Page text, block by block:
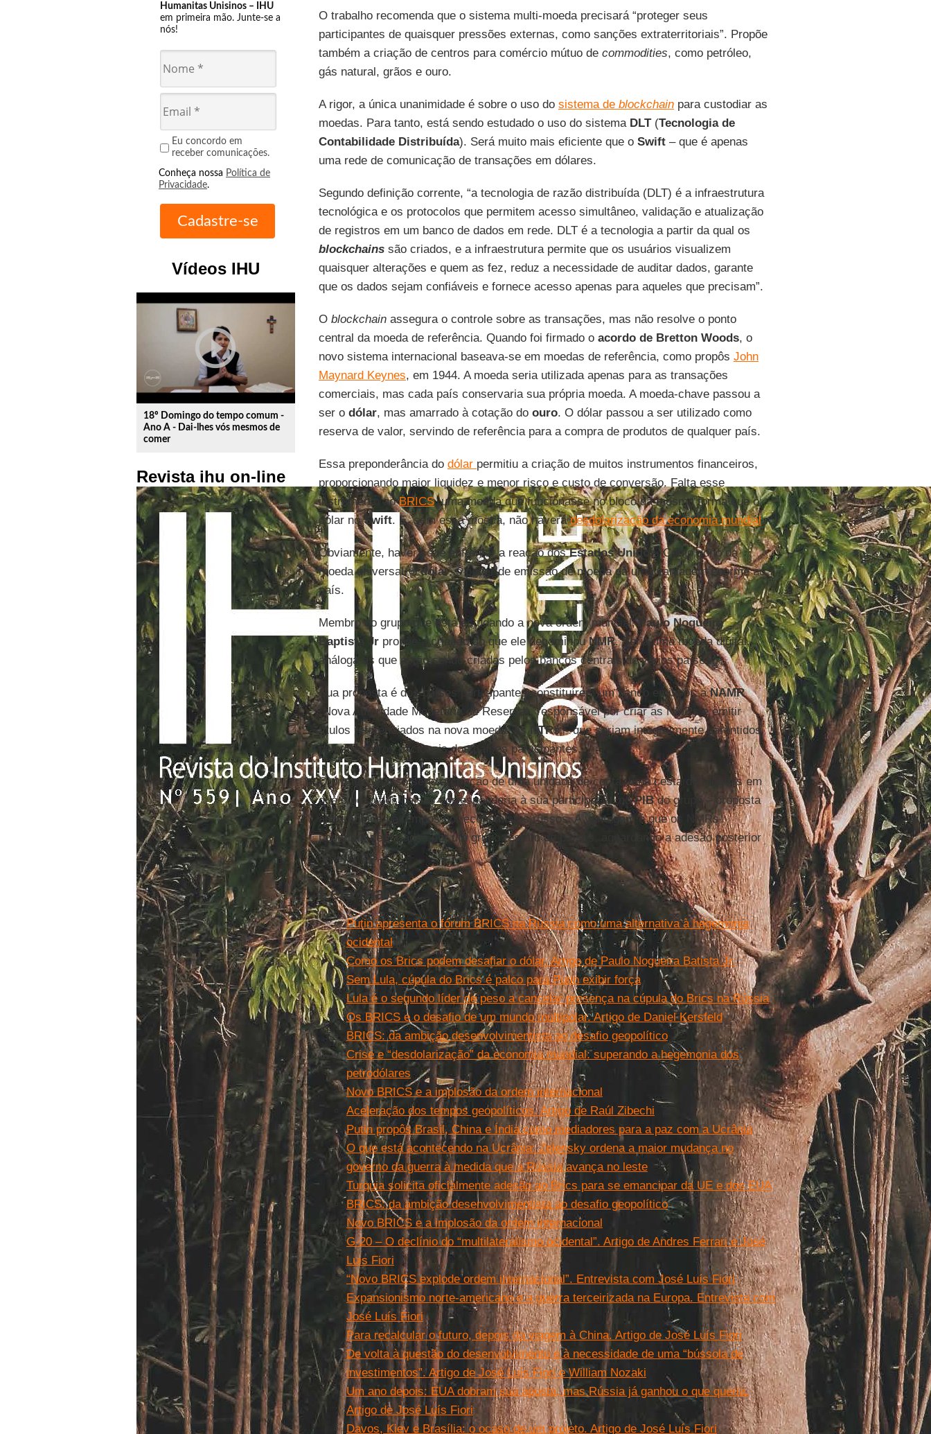
Humanitas Unisinos – IHU
em primeira mão. Junte-se a
nós!
Eu concordo em
receber comunicações.
Conheça nossa Política de
Privacidade.
Vídeos IHU
play_circle_outline
18º Domingo do tempo comum -
Ano A - Dai-lhes vós mesmos de
comer
Revista ihu on-line
O trabalho recomenda que o sistema multi-moeda precisará “proteger seus
participantes de quaisquer pressões externas, como sanções extraterritoriais”. Propõe
também a criação de centros para comércio mútuo de commodities, como petróleo,
gás natural, grãos e ouro.
A rigor, a única unanimidade é sobre o uso do sistema de blockchainpara custodiar as
moedas. Para tanto, está sendo estudado o uso do sistema DLT(Tecnologia de
Contabilidade Distribuída). Será muito mais eficiente que o Swift– que é apenas
uma rede de comunicação de transações em dólares.
Segundo definição corrente, “a tecnologia de razão distribuída (DLT) é a infraestrutura
tecnológica e os protocolos que permitem acesso simultâneo, validação e atualização
de registros em um banco de dados em rede. DLT é a tecnologia a partir da qual os
blockchains são criados, e a infraestrutura permite que os usuários visualizem
quaisquer alterações e quem as fez, reduz a necessidade de auditar dados, garante
que os dados sejam confiáveis e fornece acesso apenas para aqueles que precisam”.
O blockchain assegura o controle sobre as transações, mas não resolve o ponto
central da moeda de referência. Quando foi firmado o acordo de Bretton Woods, o
novo sistema internacional baseava-se em moedas de referência, como propôs John
Maynard Keynes, em 1944. A moeda seria utilizada apenas para as transações
comerciais, mas cada país conservaria sua própria moeda. A moeda-chave passou a
ser o dólar, mas amarrado à cotação do ouro. O dólar passou a ser utilizado como
reserva de valor, servindo de referência para a compra de produtos de qualquer país.
Essa preponderância do dólar permitiu a criação de muitos instrumentos financeiros,
proporcionando maior liquidez e menor risco e custo de conversão. Falta esse
instrumento aoBRICS, uma moeda que funcionasse no bloco da mesma forma que o
dólar noSwift. E, sem essa moeda, não haverádesdolarização da economia mundial.
Obviamente, haverá que enfrentar a reação dosEstados Unidos. Como dono da
moeda universal, odólar, o poder de emissão de moeda dá uma vantagem enorme ao
país.
Membro do grupo que está estudando a nova ordem mundial,Paulo Nogueira
Baptista Jrpropõe a criação do que ele denominouNMR. Seria uma moeda digital,
análoga às que estão sendo criadas pelos bancos centrais de vários países.
Sua proposta é dos países participantes constituírem um banco emissor, aNAMR
(Nova Autoridade Monetária de Reserva), responsável por criar as NMRs e emitir
títulos referenciados na nova moeda, as
NTRs– que seriam integralmente garantidos
pelos tesouros nacionais dos países participantes.
O primeiro passo seria a criação de uma unidade de conta, uma cesta de moedas em
que o peso dos países corresponderia à sua participação noPIBdo grupo – proposta
apresentada há tempos por economistas russos. A vantagem é que os NMRs
poderiam ser criadas por um grupo restrito de países, aguardando a adesão posterior
dos demais.
Leia mais
Putin apresenta o fórum BRICS na Rússia como uma alternativa à hegemonia
ocidental
Como os Brics podem desafiar o dólar. Artigo de Paulo Nogueira Batista Jr.
Sem Lula, cúpula do Brics é palco para Putin exibir força
Lula é o segundo líder de peso a cancelar presença na cúpula do Brics na Rússia
Os BRICS e o desafio de um mundo multipolar. Artigo de Daniel Kersfeld
BRICS: da ambição desenvolvimentista ao desafio geopolítico
Crise e “desdolarização” da economia mundial: superando a hegemonia dos
petrodólares
Novo BRICS e a implosão da ordem internacional
Aceleração dos tempos geopolíticos. Artigo de Raúl Zibechi
Putin propôs Brasil, China e Índia como mediadores para a paz com a Ucrânia
O que está acontecendo na Ucrânia: Zelensky ordena a maior mudança no
governo da guerra à medida que a Rússia avança no leste
Turquia solicita oficialmente adesão ao Brics para se emancipar da UE e dos EUA
BRICS: da ambição desenvolvimentista ao desafio geopolítico
Novo BRICS e a implosão da ordem internacional
G-20 – O declínio do “multilateralismo ocidental”. Artigo de Andres Ferrari e José
Luis Fiori
“Novo BRICS explode ordem internacional”. Entrevista com José Luís Fiori
Expansionismo norte-americano e a guerra terceirizada na Europa. Entrevista com
José Luís Fiori
Para recalcular o futuro, depois da viagem à China. Artigo de José Luís Fiori
De volta à questão do desenvolvimento e à necessidade de uma “bússola de
investimentos”. Artigo de José Luís Fiori e William Nozaki
Um ano depois: EUA dobram sua aposta, mas Rússia já ganhou o que queria.
Artigo de José Luís Fiori
Davos, Kiev e Brasília: o ocaso de um projeto. Artigo de José Luís Fiori